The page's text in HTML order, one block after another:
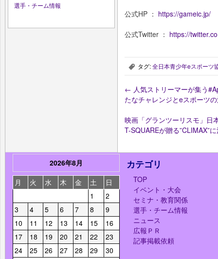
選手・チーム情報
公式HP ： https://gameic.jp/
公式Twitter ： https://
, タグ:全日本青少年eスポーツ
← 人気ストリーマーが集う
たなチャレンジとeスポーツ
映画「グランツーリスモ」日
T-SQUAREが贈る”CLIMAX”
2026年8月
月
火 水 木 金 土
日
1
2
3
4 5 6 7 8
9
10
11 12 13 14 15
16
17
18 19 20 21 22
23
24
25 26 27 28 29 30
カテゴリ
TOP
イベント・大会
セミナ・教育関係
選手・チーム情報
ニュース
広報ＰＲ
記事掲載依頼